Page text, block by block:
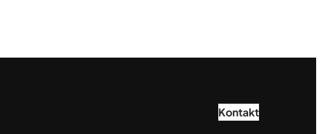
Kontakt